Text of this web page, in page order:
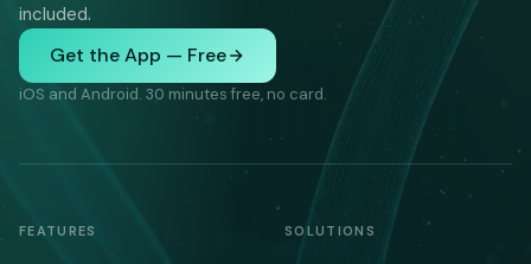
included.
Get the App — Free
iOS and Android. 30 minutes free, no card.
FEATURES SOLUTIONS